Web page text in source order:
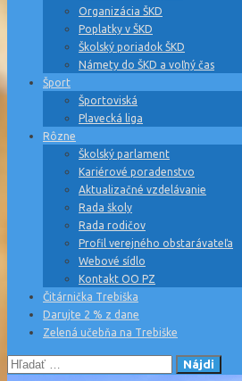
Organizácia ŠKD
Poplatky v ŠKD
Školský poriadok ŠKD
Námety do ŠKD a voľný čas
Šport
Športoviská
Plavecká liga
Rôzne
Školský parlament
Kariérové poradenstvo
Aktualizačné vzdelávanie
Rada školy
Rada rodičov
Profil verejného obstarávateľa
Webové sídlo
Kontakt OO PZ
Čitárnička Trebiška
Darujte 2 % z dane
Zelená učebňa na Trebiške
Hľadať: